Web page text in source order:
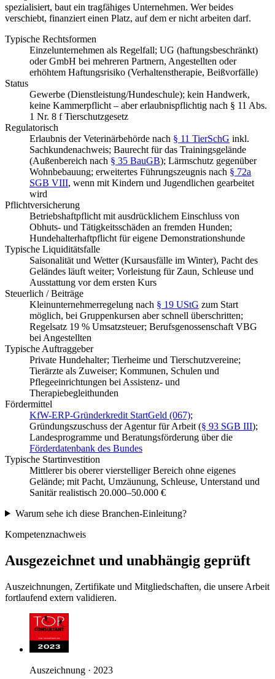
spezialisiert, baut ein tragfähiges Unternehmen. Wer beides
verschiebt, finanziert einen Platz, auf dem er nicht arbeiten darf.
Typische Rechtsformen
Einzelunternehmen als Regelfall; UG (haftungsbeschränkt)
oder GmbH bei mehreren Partnern, Angestellten oder
erhöhtem Haftungsrisiko (Verhaltenstherapie, Beißvorfälle)
Status
Gewerbe (Dienstleistung/Hundeschule); kein Handwerk,
keine Kammerpflicht – aber erlaubnispflichtig nach § 11 Abs.
1 Nr. 8 f Tierschutzgesetz
Regulatorisch
Erlaubnis der Veterinärbehörde nach § 11 TierSchG inkl.
Sachkundenachweis; Baurecht für das Trainingsgelände
(Außenbereich nach § 35 BauGB); Lärmschutz gegenüber
Wohnbebauung; erweitertes Führungszeugnis nach § 72a
SGB VIII, wenn mit Kindern und Jugendlichen gearbeitet
wird
Pflichtversicherung
Betriebshaftpflicht mit ausdrücklichem Einschluss von
Obhuts- und Tätigkeitsschäden an fremden Hunden;
Hundehalterhaftpflicht für eigene Demonstrationshunde
Typische Liquiditätsfalle
Saisonalität und Wetter (Kursausfälle im Winter), Pacht des
Geländes läuft weiter; Vorleistung für Zaun, Schleuse und
Ausstattung vor dem ersten Kurs
Steuerlich / Beiträge
Kleinunternehmerregelung nach § 19 UStG zum Start
möglich, bei Gruppenkursen aber schnell überschritten;
Regelsatz 19 % Umsatzsteuer; Berufsgenossenschaft VBG
bei Angestellten
Typische Auftraggeber
Private Hundehalter; Tierheime und Tierschutzvereine;
Tierärzte als Zuweiser; Kommunen, Schulen und
Pflegeeinrichtungen bei Assistenz- und
Therapiebegleithunden
Fördermittel
KfW-ERP-Gründerkredit StartGeld (067);
Gründungszuschuss der Agentur für Arbeit (§ 93 SGB III);
Landesprogramme und Beratungsförderung über die
Förderdatenbank des Bundes
Typische Startinvestition
Mittlerer bis oberer vierstelliger Bereich ohne eigenes
Gelände; mit Pacht, Umzäunung, Schleuse, Unterstand und
Sanitär realistisch 20.000–50.000 €
Warum sehe ich diese Branchen-Einleitung?
Kompetenznachweis
Ausgezeichnet und unabhängig geprüft
Auszeichnungen, Zertifikate und Mitgliedschaften, die unsere Arbeit
fortlaufend extern validieren.
Auszeichnung · 2023